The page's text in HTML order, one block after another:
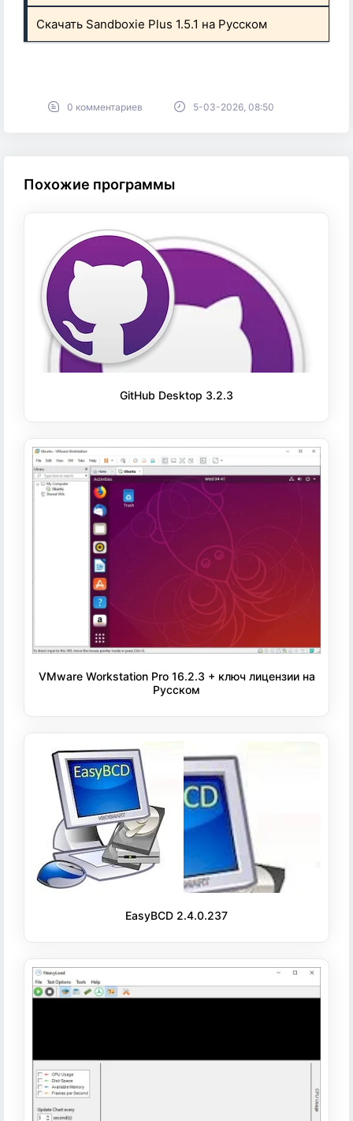
Скачать Sandboxie Plus 1.5.1 на Русском
0 комментариев 5-03-2026, 08:50
Похожие программы
GitHub Desktop 3.2.3
VMware Workstation Pro 16.2.3 + ключ лицензии на
Русском
EasyBCD 2.4.0.237